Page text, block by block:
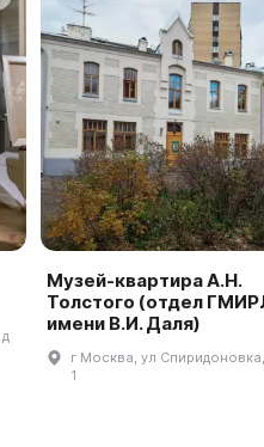
Музей-квартира А.Н.
Толстого (отдел
имени В.И. Даля)
г Москва, ул
1